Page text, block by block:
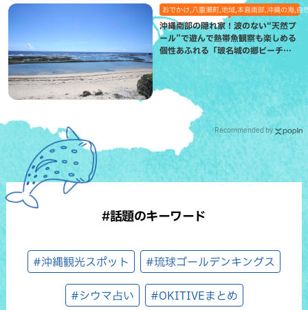
おでかけ,八重瀬町,地域,本島南部,沖縄の海,自
沖縄南部の隠れ家！波のない“天然プ
ール”で遊んで熱帯魚観察も楽しめる
個性あふれる「玻名城の郷ビーチ」
（八重瀬町）
Recommended by
#話題のキーワード
#沖縄観光スポット #琉球ゴールデンキングス
#シウマ占い #OKITIVEまとめ